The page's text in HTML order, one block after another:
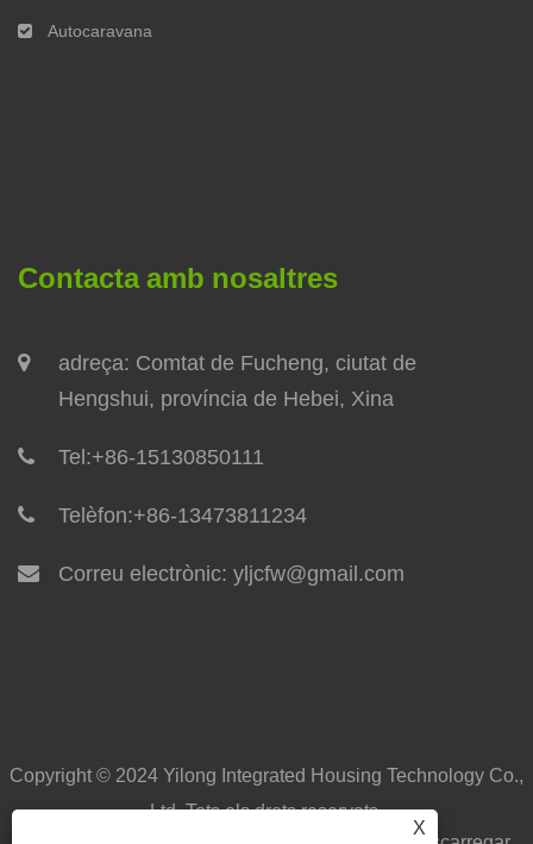
Autocaravana
Contacta amb nosaltres
adreça: Comtat de Fucheng, ciutat de
Hengshui, província de Hebei, Xina
Tel:+86-15130850111
Telèfon:+86-13473811234
Correu electrònic: yljcfw@gmail.com
Copyright © 2024 Yilong Integrated Housing Technology Co.,
Ltd. Tots els drets reservats.
X